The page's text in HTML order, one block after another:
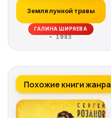
Земля лунной травы
ГАЛИНА ШИРЯЕВА
1983
Похожие книги жанра